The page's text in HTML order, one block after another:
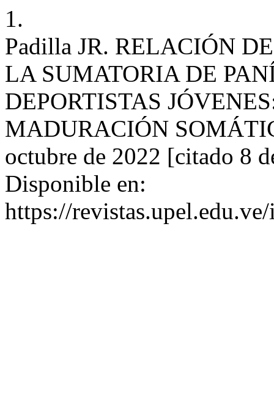
1.
Padilla JR. RELACIÓN
LA SUMATORIA DE
DEPORTISTAS
MADURACIÓN
octubre de 2022 [citado 8
Disponible en:
https://